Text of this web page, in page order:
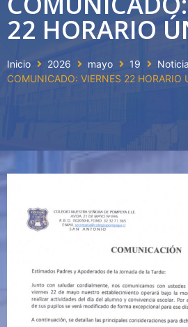
22 HORARIO
Inicio 2026 mayo 19
COMUNICADO: VIERNES 22 HORARIO